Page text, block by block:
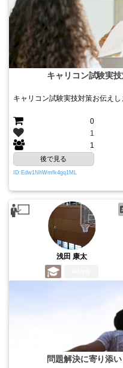
キャリコン試験実
キャリコン試験実技対策お伝えし
0
1
1
後で見る
ID:Edw1NhWmfk4gq1ML
浅田 康太
問題解決に寄り添